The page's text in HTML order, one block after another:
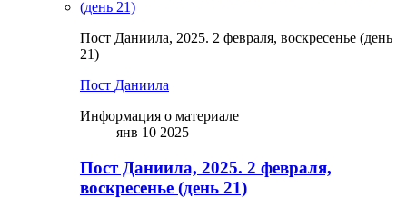
Пост Даниила, 2025. 2 февраля, воскресенье (день
21)
Пост Даниила
Информация о материале
янв 10 2025
Пост Даниила, 2025. 2 февраля,
воскресенье (день 21)